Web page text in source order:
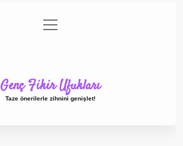
Gizlilik Politikası
menüyü
aç
Genç Fikir Ufukları
Taze önerilerle zihnini genişlet!